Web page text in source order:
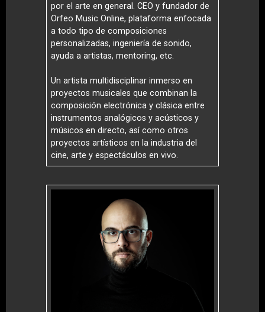
por el arte en general. CEO y fundador de
Orfeo Music Online, plataforma enfocada
a todo tipo de composiciones
personalizadas, ingeniería de sonido,
ayuda a artistas, mentoring, etc.
Un artista multidisciplinar inmerso en
proyectos musicales que combinan la
composición electrónica y clásica entre
instrumentos analógicos y acústicos y
músicos en directo, así como otros
proyectos artísticos en la industria del
cine, arte y espectáculos en vivo.